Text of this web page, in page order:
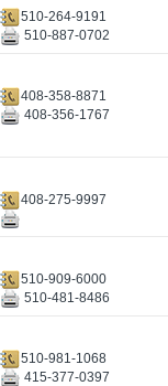
510-264-9191
510-887-0702
408-358-8871
408-356-1767
408-275-9997
510-909-6000
510-481-8486
510-981-1068
415-377-0397